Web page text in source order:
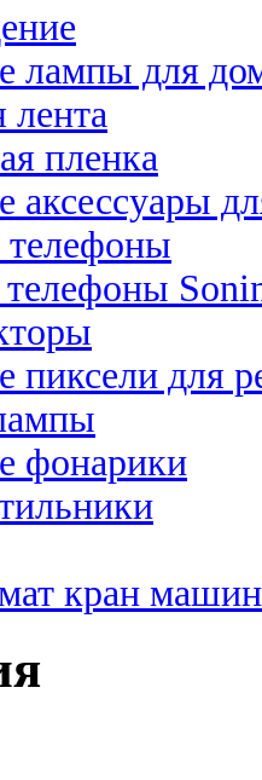
лампы для
лента
пленка
аксессуары
пиксели для
фонарики
кран